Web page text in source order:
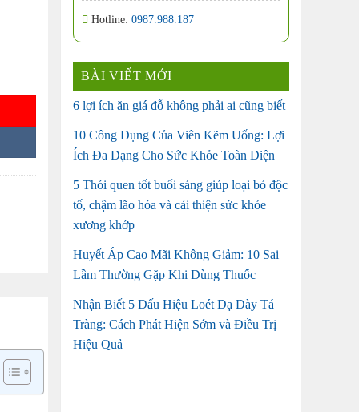
Hotline: 0987.988.187
BÀI VIẾT MỚI
6 lợi ích ăn giá đỗ không phải ai cũng biết
10 Công Dụng Của Viên Kẽm Uống: Lợi
Ích Đa Dạng Cho Sức Khỏe Toàn Diện
5 Thói quen tốt buổi sáng giúp loại bỏ độc
tố, chậm lão hóa và cải thiện sức khỏe
xương khớp
Huyết Áp Cao Mãi Không Giảm: 10 Sai
Lầm Thường Gặp Khi Dùng Thuốc
Nhận Biết 5 Dấu Hiệu Loét Dạ Dày Tá
Tràng: Cách Phát Hiện Sớm và Điều Trị
Hiệu Quả